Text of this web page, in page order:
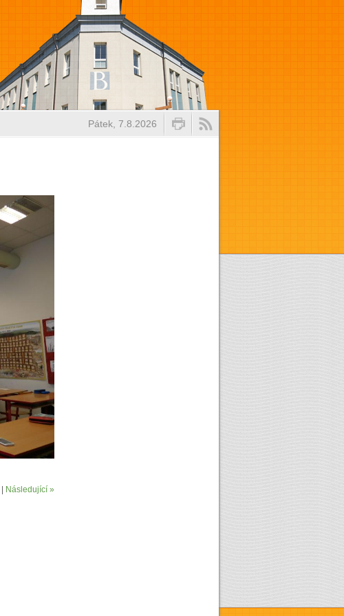
Pátek, 7.8.2026
Následující »